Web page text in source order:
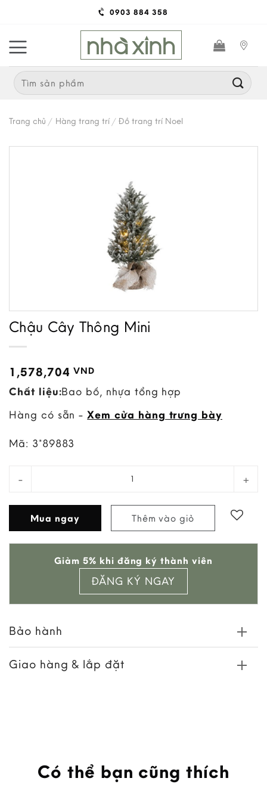
content
0903 884 358
Search
for:
Trang chủ / Hàng trang trí / Đồ trang trí Noel
Chậu Cây Thông Mini
1,578,704VND
Chất liệu:Bao bố, nhựa tổng hợp
Hàng có sẵn -Xem cửa hàng trưng bày
Mã: 3*89883
Mua ngay Thêm vào giỏ
wishlist
Giảm 5% khi đăng ký thành viên
ĐĂNG KÝ NGAY
Bảo hành
Giao hàng & lắp đặt
Có thể bạn cũng thích